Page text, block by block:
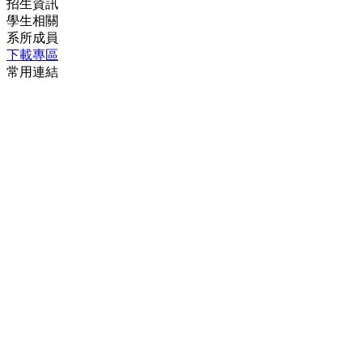
招生資訊
學生相關
系所成員
下載專區
常用連結